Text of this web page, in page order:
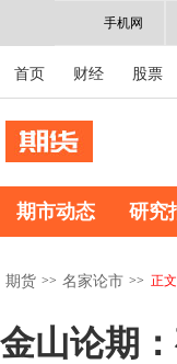
手机网
首页 财经 股票
期市动态 研究
期货 >> 名家论市 >> 正文
金山论期